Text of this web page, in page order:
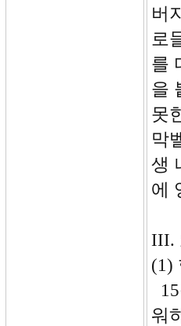
버
로
를
을
못
막
생
에
III.
(1)
워